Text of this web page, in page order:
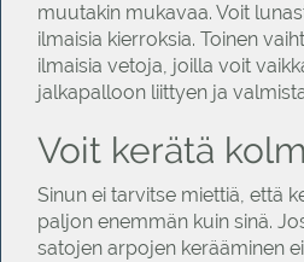
muutakin mukavaa. Voit
ilmaisia kierroksia. Toinen
ilmaisia vetoja, joilla voit
jalkapalloon liittyen ja
Voit kerätä
Sinun ei tarvitse miettiä, että
paljon enemmän kuin sinä.
satojen arpojen kerääminen